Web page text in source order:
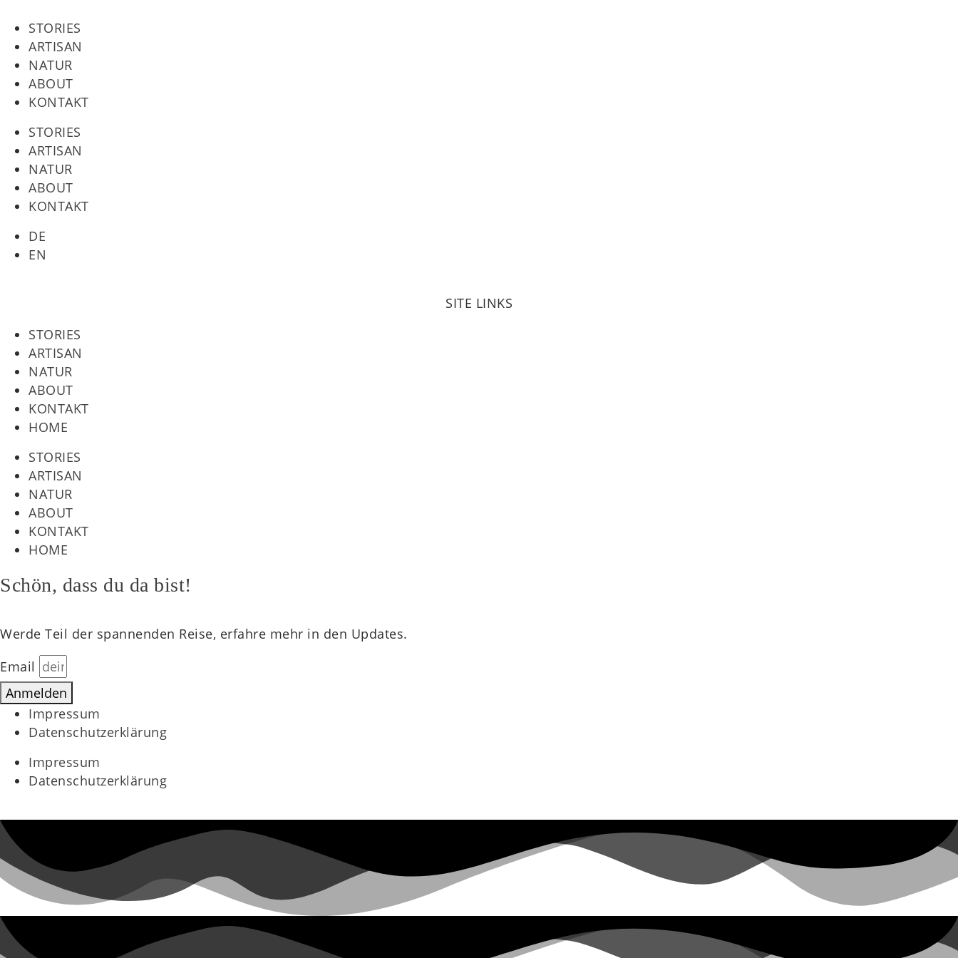
STORIES
ARTISAN
NATUR
ABOUT
KONTAKT
STORIES
ARTISAN
NATUR
ABOUT
KONTAKT
DE
EN
SITE LINKS
STORIES
ARTISAN
NATUR
ABOUT
KONTAKT
HOME
STORIES
ARTISAN
NATUR
ABOUT
KONTAKT
HOME
Schön, dass du da bist!
Werde Teil der spannenden Reise, erfahre mehr in den Updates.
Email
Anmelden
Impressum
Datenschutzerklärung
Impressum
Datenschutzerklärung